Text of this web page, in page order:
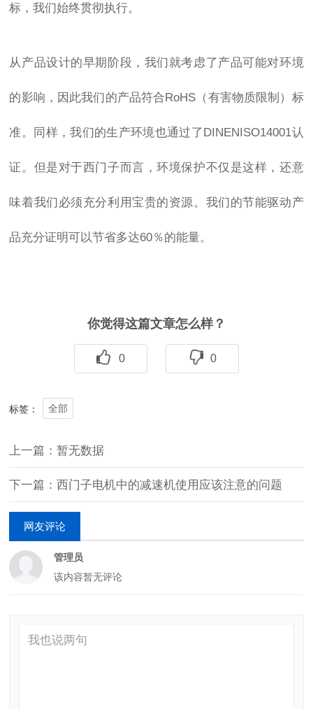
标，我们始终贯彻执行。
从产品设计的早期阶段，我们就考虑了产品可能对环境
的影响，因此我们的产品符合RoHS（有害物质限制）标
准。同样，我们的生产环境也通过了DINENISO14001认
证。但是对于西门子而言，环境保护不仅是这样，还意
味着我们必须充分利用宝贵的资源。我们的节能驱动产
品充分证明可以节省多达60％的能量。
你觉得这篇文章怎么样？
0 0
标签： 全部
上一篇：暂无数据
下一篇：西门子电机中的减速机使用应该注意的问题
网友评论
管理员
该内容暂无评论